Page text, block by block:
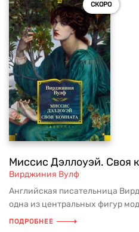
СКОРО
Миссис Дэллоуэй. Своя
Вирджиния Вулф
Английская писательница
одна из центральных фигур
ПОДРОБНЕЕ